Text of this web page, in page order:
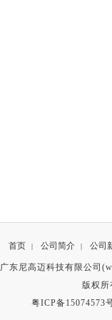
首页 | 公司简介 | 公司
广东尼高迈科技有限公司
版权
粤ICP备15074573